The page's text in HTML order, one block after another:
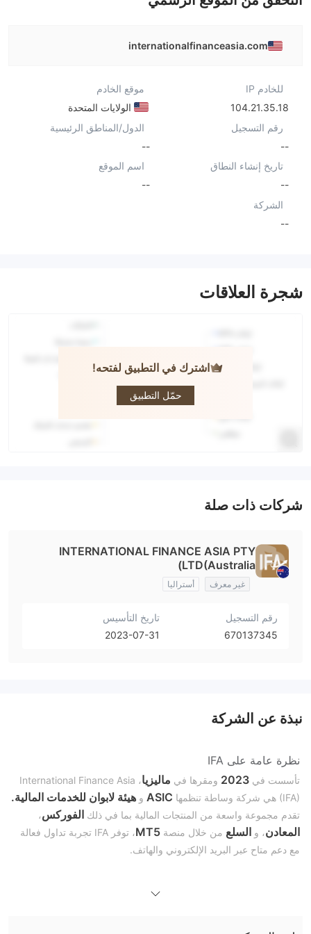
internationalfinanceasia.com
للخادم IP
104.21.35.18
موقع الخادم
الولايات المتحدة
رقم التسجيل
--
الدول/المناطق الرئيسية
--
تاريخ إنشاء النطاق
--
اسم الموقع
--
الشركة
--
شجرة العلاقات
اشترك في التطبيق لفتحه!
حمّل التطبيق
شركات ذات صلة
INTERNATIONAL FINANCE ASIA PTY
LTD(Australia)
غير معرف أستراليا
رقم التسجيل
670137345
تاريخ التأسيس
2023-07-31
نبذة عن الشركة
نظرة عامة على IFA
تأسست في 2023 ومقرها في ماليزيا
، International Finance Asia
(IFA) هي شركة وساطة تنظمها
ASIC و هيئة لابوان للخدمات المالية.
تقدم مجموعة واسعة من المنتجات المالية بما في ذلك الفوركس،
المعادن، و السلع من خلال منصة MT5
، توفر IFA تجربة تداول فعالة
مع دعم متاح عبر البريد الإلكتروني والهاتف.